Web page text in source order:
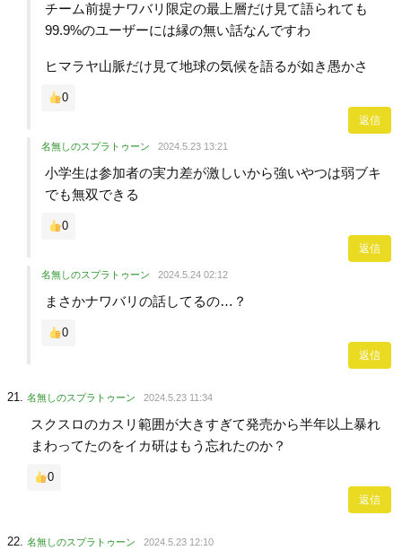
チーム前提ナワバリ限定の最上層だけ見て語られても
99.9%のユーザーには縁の無い話なんですわ
ヒマラヤ山脈だけ見て地球の気候を語るが如き愚かさ
0
返信
名無しのスプラトゥーン 2024.5.23 13:21
小学生は参加者の実力差が激しいから強いやつは弱ブキ
でも無双できる
0
返信
名無しのスプラトゥーン 2024.5.24 02:12
まさかナワバリの話してるの…？
0
返信
名無しのスプラトゥーン 2024.5.23 11:34
スクスロのカスリ範囲が大きすぎて発売から半年以上暴れ
まわってたのをイカ研はもう忘れたのか？
0
返信
名無しのスプラトゥーン 2024.5.23 12:10